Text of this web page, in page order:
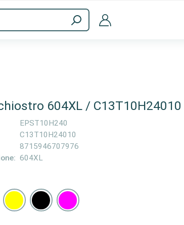
Accessori per computer
604XL / C13T10H24010
EPST10H240
C13T10H24010
8715946707976
604XL